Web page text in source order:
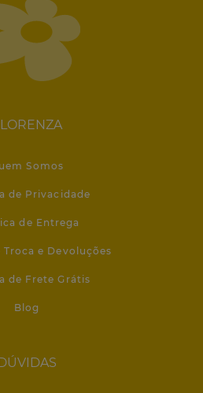
Somos
de Privacidade
de Entrega
e Devoluções
de Frete Grátis
Blog
DÚVIDAS